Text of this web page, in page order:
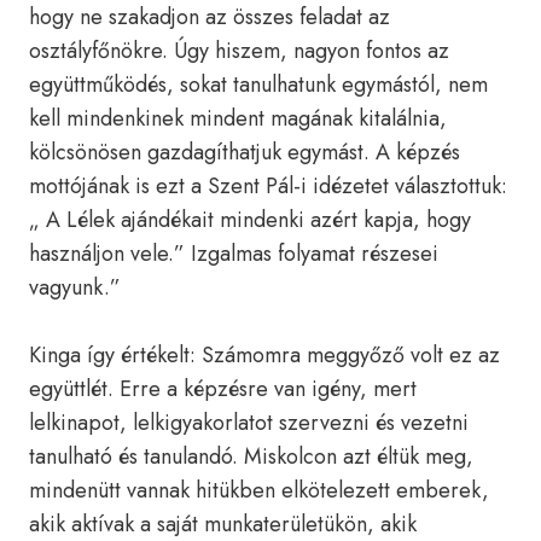
hogy ne szakadjon az összes feladat az
osztályfőnökre. Úgy hiszem, nagyon fontos az
együttműködés, sokat tanulhatunk egymástól, nem
kell mindenkinek mindent magának kitalálnia,
kölcsönösen gazdagíthatjuk egymást. A képzés
mottójának is ezt a Szent Pál-i idézetet választottuk:
„ A Lélek ajándékait mindenki azért kapja, hogy
használjon vele.” Izgalmas folyamat részesei
vagyunk.”
Kinga így értékelt: Számomra meggyőző volt ez az
együttlét. Erre a képzésre van igény, mert
lelkinapot, lelkigyakorlatot szervezni és vezetni
tanulható és tanulandó. Miskolcon azt éltük meg,
mindenütt vannak hitükben elkötelezett emberek,
akik aktívak a saját munkaterületükön, akik